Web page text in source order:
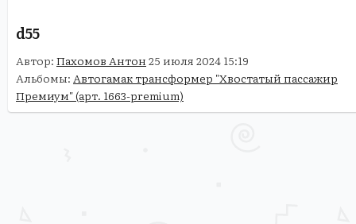
d55
Автор: Пахомов Антон 25 июля 2024 15:19
Альбомы: Автогамак трансформер "Хвостатый пассажир
Премиум" (арт. 1663-premium)